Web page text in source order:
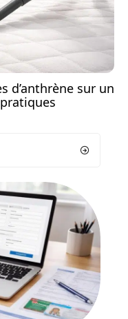
d’anthrène sur un